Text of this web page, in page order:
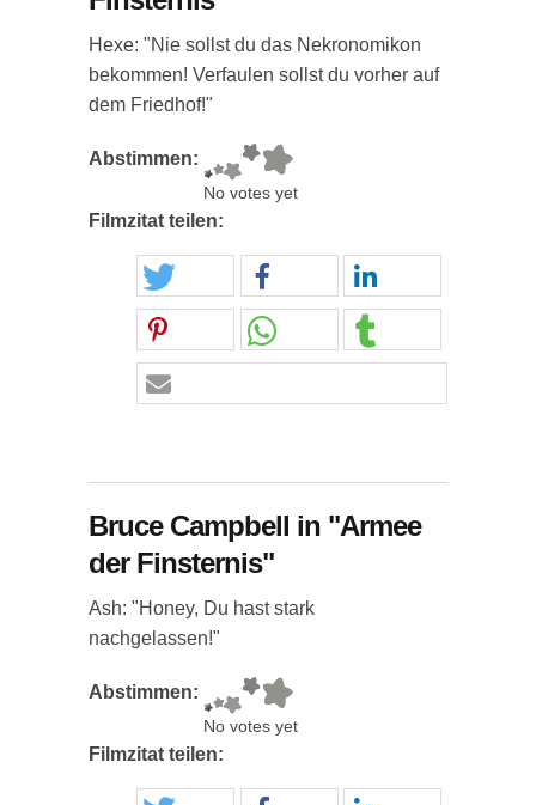
Hexe: "Nie sollst du das Nekronomikon
bekommen! Verfaulen sollst du vorher auf
dem Friedhof!"
Abstimmen:
No votes yet
Filmzitat teilen:
Bruce Campbell in "Armee
der Finsternis"
Ash: "Honey, Du hast stark
nachgelassen!"
Abstimmen:
No votes yet
Filmzitat teilen: